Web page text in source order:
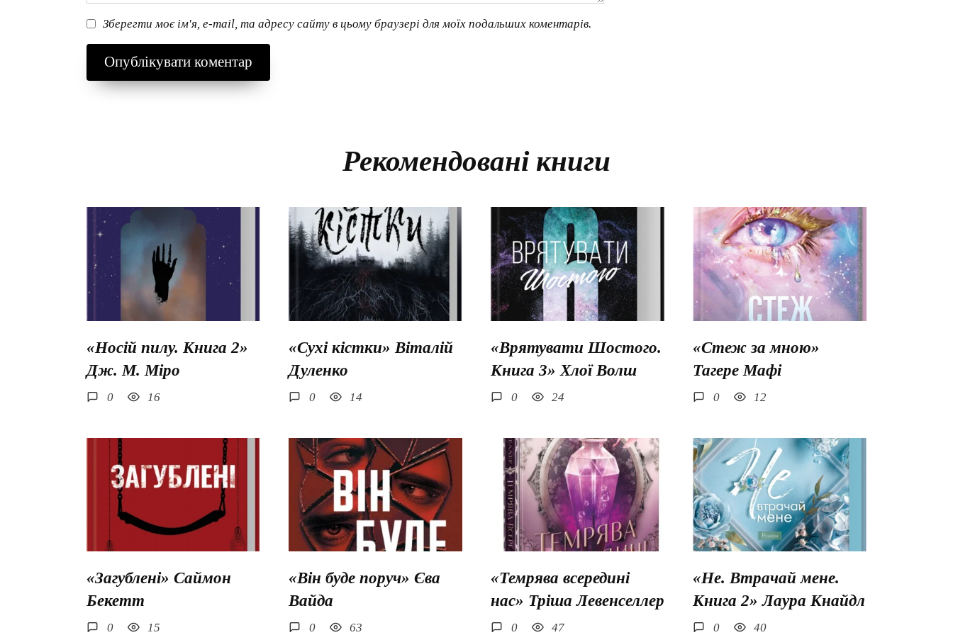
Зберегти моє ім'я, e-mail, та адресу сайту в цьому браузері для моїх подальших коментарів.
Рекомендовані книги
«Носій пилу. Книга 2»
Дж. М. Міро
0 16
«Сухі кістки» Віталій
Дуленко
0 14
«Врятувати Шостого.
Книга 3» Хлої Волш
0 24
«Стеж за мною»
Тагере Мафі
0 12
«Загублені» Саймон
Бекетт
0 15
«Він буде поруч» Єва
Вайда
0 63
«Темрява всередині
нас» Тріша Левенселлер
0 47
«Не. Втрачай мене.
Книга 2» Лаура Кнайдл
0 40